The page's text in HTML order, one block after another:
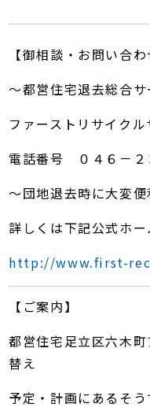
【御相談・お問い合わ
～都営住宅退去総合
ファーストリサイクル
電話番号 ０４６－２
～団地退去時に大変
詳しくは下記公式ホ
http://www.first-
【ご案内】
都営住宅足立区六木
替え
予定・計画にあるそう